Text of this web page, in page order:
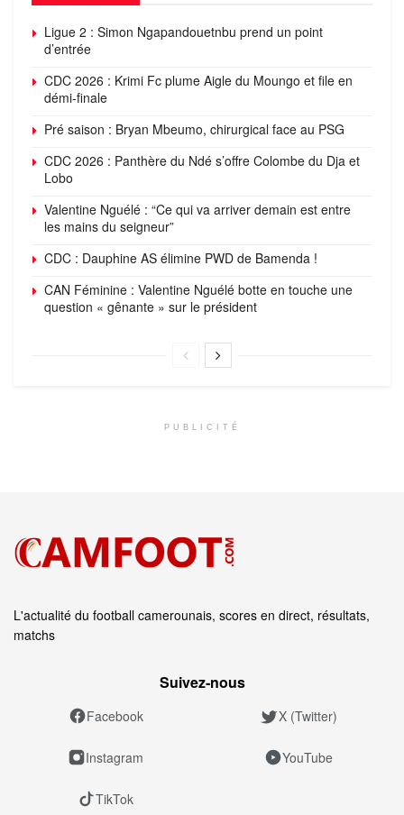
Ligue 2 : Simon Ngapandouetnbu prend un point
d’entrée
CDC 2026 : Krimi Fc plume Aigle du Moungo et file en
démi-finale
Pré saison : Bryan Mbeumo, chirurgical face au PSG
CDC 2026 : Panthère du Ndé s’offre Colombe du Dja et
Lobo
Valentine Nguélé : “Ce qui va arriver demain est entre
les mains du seigneur”
CDC : Dauphine AS élimine PWD de Bamenda !
CAN Féminine : Valentine Nguélé botte en touche une
question « gênante » sur le président
PUBLICITÉ
L'actualité du football camerounais, scores en direct, résultats,
matchs
Suivez‑nous
Facebook X (Twitter)
Instagram YouTube
TikTok